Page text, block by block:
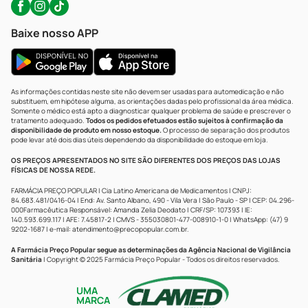
Baixe nosso APP
As informações contidas neste site não devem ser usadas para automedicação e não
substituem, em hipótese alguma, as orientações dadas pelo profissional da área médica.
Somente o médico está apto a diagnosticar qualquer problema de saúde e prescrever o
tratamento adequado. Todos os pedidos efetuados estão sujeitos à confirmação da
disponibilidade de produto em nosso estoque.O processo de separação dos produtos
pode levar até dois dias úteis dependendo da disponibilidade do estoque em loja.
OS PREÇOS APRESENTADOS NO SITE SÃO DIFERENTES DOS PREÇOS DAS LOJAS
FÍSICAS DE NOSSA REDE.
FARMÁCIA PREÇO POPULAR | Cia Latino Americana de Medicamentos | CNPJ:
84.683.481/0416-04 | End: Av. Santo Albano, 490 - Vila Vera | São Paulo - SP | CEP: 04.296-
000Farmacêutica Responsável: Amanda Zelia Deodato | CRF/SP: 107393 | IE:
140.593.699.117 | AFE: 7.45817-2 | CMVS - 355030801-477-008910-1-0 | WhatsApp: (47) 9
9202-1687 | e-mail: atendimento@precopopular.com.br.
A Farmácia Preço Popular segue as determinações da Agência Nacional de Vigilância
Sanitária | Copyright © 2025 Farmácia Preço Popular - Todos os direitos reservados.
UMA
MARCA